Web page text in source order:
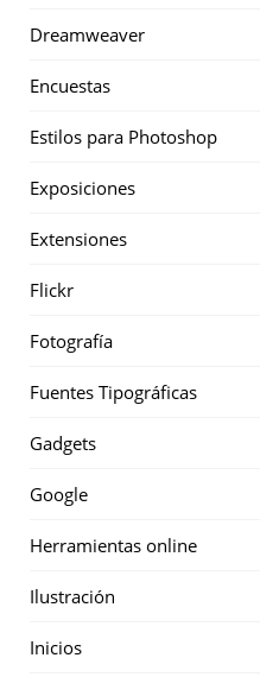
Dreamweaver
Encuestas
Estilos para Photoshop
Exposiciones
Extensiones
Flickr
Fotografía
Fuentes Tipográficas
Gadgets
Google
Herramientas online
Ilustración
Inicios